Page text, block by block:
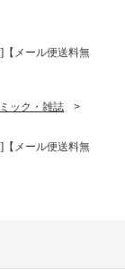
【メール便送料無
ック・雑誌
>
【メール便送料無